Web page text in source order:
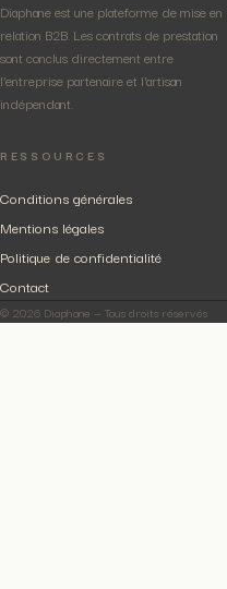
Diaphane est une plateforme de mise en
relation B2B. Les contrats de prestation
sont conclus directement entre
l'entreprise partenaire et l'artisan
indépendant.
RESSOURCES
Conditions générales
Mentions légales
Politique de confidentialité
Contact
© 2026 Diaphane — Tous droits réservés